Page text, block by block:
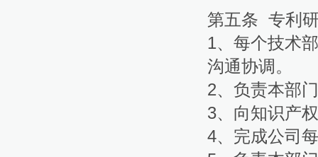
第五条 专利
1、 每个技术
沟通协调。
2、 负责本部
3、 向知识产
4、 完成公司